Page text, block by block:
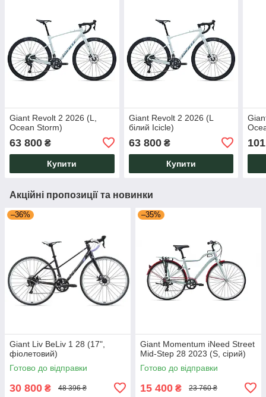
Giant Revolt 2 2026 (L,
Ocean Storm)
63 800 ₴
Купити
Giant Revolt 2 2026 (L
білий Icicle)
63 800₴
Купити
Акційні пропозиції та новинки
–36%
Giant Liv BeLiv 1 28 (17",
фіолетовий)
Готово до відправки
30 800 ₴ 48 396 ₴
–35%
Giant Momentum iNeed Street
Mid-Step 28 2023 (S, сірий)
Готово до відправки
15 400 ₴ 23 760 ₴